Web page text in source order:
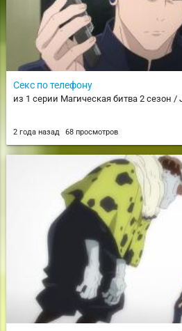
Секс по телефону
из 1 серии Магическая битва 2 сезон /
2 года назад 68 просмотров